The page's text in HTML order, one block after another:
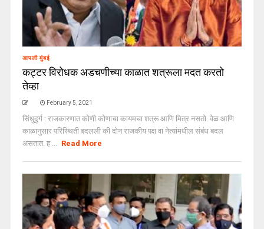
आपली मुंबई
कट्टर विरोधक अडचणीच्या काळात शत्रूला मदत करतो
तेव्हा
February 5, 2021
सिंधुदुर्ग : राजकारणात कोणी कोणाचा कायमचा शत्रू आणि मित्र नसतो. वेळ आणि
काळानुसार परिस्थिती बदलली की दोन राजकीय पक्ष वा नेत्यांमधील संबंध बदल
असतात. ह ... Read More